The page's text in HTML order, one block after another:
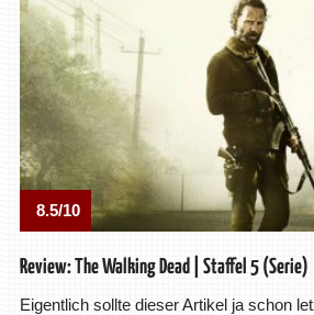
8.5/10
Review: The Walking Dead | Staffel 5 (Serie)
Eigentlich sollte dieser Artikel ja schon